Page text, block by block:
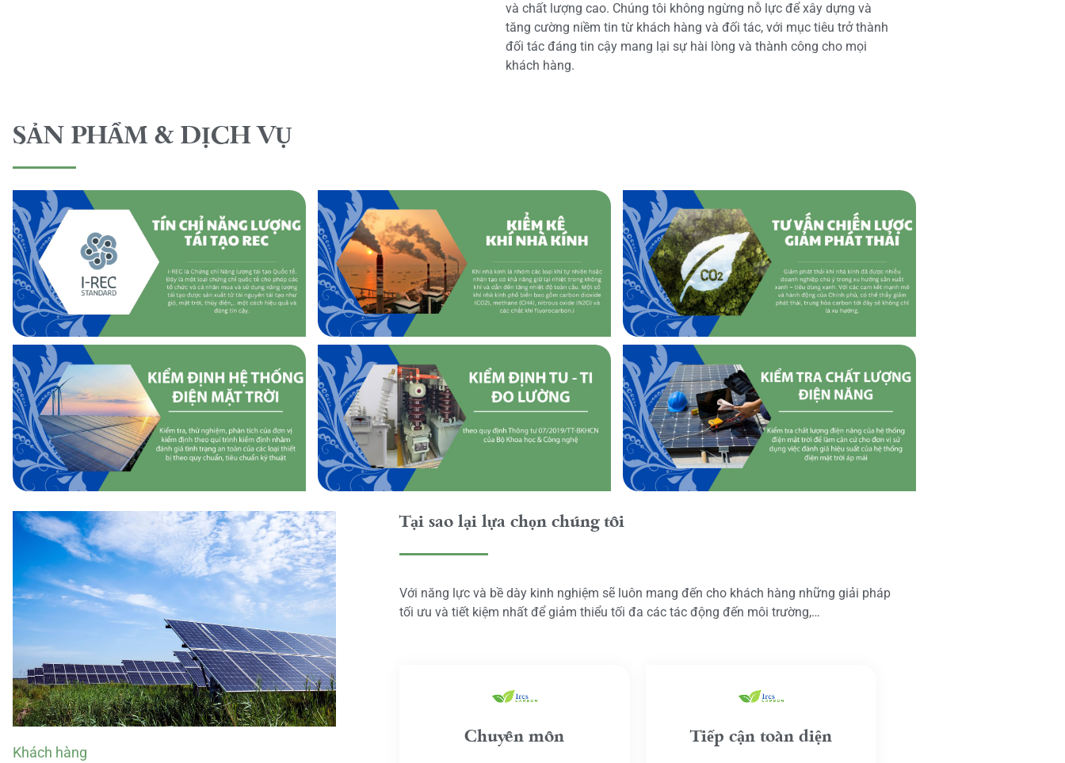
và chất lượng cao. Chúng tôi không ngừng nỗ lực để xây dựng và
tăng cường niềm tin từ khách hàng và đối tác, với mục tiêu trở thành
đối tác đáng tin cậy mang lại sự hài lòng và thành công cho mọi
khách hàng.
SẢN PHẨM & DỊCH VỤ
Khách hàng
Tại sao lại lựa chọn chúng tôi
Với năng lực và bề dày kinh nghiệm sẽ luôn mang đến cho khách hàng những giải pháp
tối ưu và tiết kiệm nhất để giảm thiểu tối đa các tác động đến môi trường,…
Chuyên môn Tiếp cận toàn diện